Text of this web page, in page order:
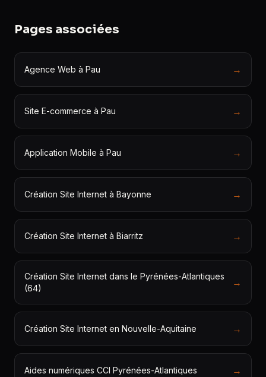
Pages associées
Agence Web à Pau →
Site E-commerce à Pau →
Application Mobile à Pau →
Création Site Internet à Bayonne →
Création Site Internet à Biarritz →
Création Site Internet dans le Pyrénées-Atlantiques
(64)
→
Création Site Internet en Nouvelle-Aquitaine →
Aides numériques CCI Pyrénées-Atlantiques →